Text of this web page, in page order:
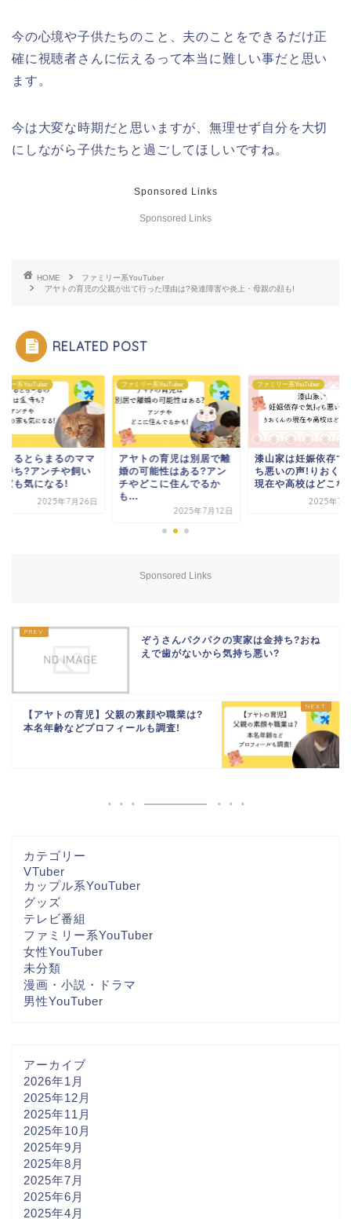
今の心境や子供たちのこと、夫のことをできるだけ正
確に視聴者さんに伝えるって本当に難しい事だと思い
ます。
今は大変な時期だと思いますが、無理せず自分を大切
にしながら子供たちと過ごしてほしいですね。
Sponsored Links
Sponsored Links
HOME
ファミリー系YouTuber
アヤトの育児の父親が出て行った理由は?発達障害や炎上・母親の顔も!
RELATED POST
リー系YouTuber
まるとらまるのママ
持ち?アンチや飼い
家も気になる!
2025年7月26日
ファミリー系YouTuber
アヤトの育児は別居で離
婚の可能性はある?アン
チやどこに住んでるか
も...
2025年7月12日
ファミリー系YouTuber
漆山家は妊娠依存で
ち悪いの声!りおく
現在や高校はどこな
2025年7
Sponsored Links
ぞうさんパクパクの実家は金持ち?おね
えで歯がないから気持ち悪い?
【アヤトの育児】父親の素顔や職業は?
本名年齢などプロフィールも調査!
カテゴリー
VTuber
カップル系YouTuber
グッズ
テレビ番組
ファミリー系YouTuber
女性YouTuber
未分類
漫画・小説・ドラマ
男性YouTuber
アーカイブ
2026年1月
2025年12月
2025年11月
2025年10月
2025年9月
2025年8月
2025年7月
2025年6月
2025年4月